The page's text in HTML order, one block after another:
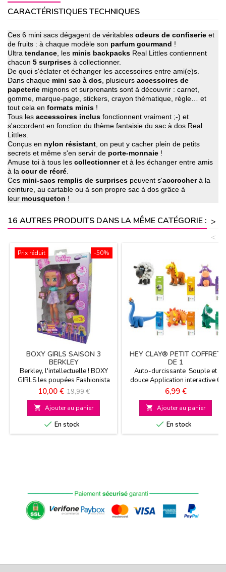
CARACTÉRISTIQUES TECHNIQUES
Ces 6 mini sacs dégagent de véritables odeurs de confiserie et
de fruits : à chaque modèle son parfum gourmand !
Ultra tendance , les minis backpacks Real Littles contiennent
chacun 5 surprises à collectionner.
De quoi s'éclater et échanger les accessoires entre ami(e)s.
Dans chaque mini sac à dos , plusieurs accessoires de
papeterie mignons et surprenants sont à découvrir : carnet,
gomme, marque-page, stickers, crayon thématique, règle… et
tout cela en formats minis !
Tous les accessoires inclus fonctionnent vraiment ;-) et
s'accordent en fonction du thème fantaisie du sac à dos Real
Littles.
Conçus en nylon résistant , on peut y cacher plein de petits
secrets et même s'en servir de porte-monnaie !
Amuse toi à tous les collectionneret à les échanger entre amis
à la cour de récré
Ces mini-sacs remplis de surprises peuvent s'accrocherà la
ceinture, au cartable ou à son propre sac à dos grâce à
leur mousqueton !
16 AUTRES PRODUITS DANS LA MÊME CATÉGORIE : >
<
-50%
Prix réduit
BOXY GIRLS SAISON 3
BERKLEY
Berkley, l'intellectuelle ! BOXY
GIRLS les poupées Fashionista
qui vont faire parler d'elles A
partir de 6 ans
Prix
10,00 € Prix
de
base
19,99 €
 Ajouter au panier
 En stock
HEY CLAY® PETIT COFFRET
DE 1
Auto-durcissante Souple et
douce Application interactive 6
modèles au choix A partir de 3
ans
Prix
6,99 €
 Ajouter au panier
 En stock